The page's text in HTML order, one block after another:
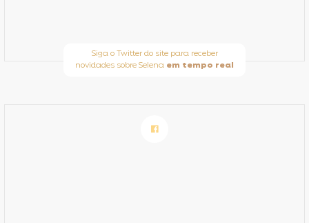
Siga o Twitter do site para receber
novidades sobre Selena em tempo real